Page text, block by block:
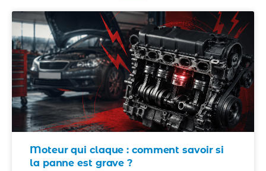
Moteur qui claque : comment savoir si
la panne est grave ?